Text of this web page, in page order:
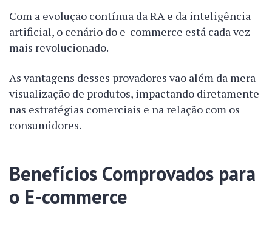
Com a evolução contínua da RA e da inteligência
artificial, o cenário do e-commerce está cada vez
mais revolucionado.
As vantagens desses provadores vão além da mera
visualização de produtos, impactando diretamente
nas estratégias comerciais e na relação com os
consumidores.
Benefícios Comprovados para
o E-commerce